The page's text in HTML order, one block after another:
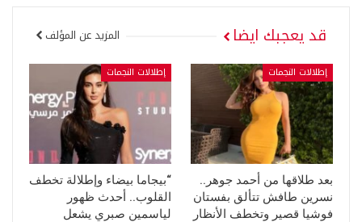
قد يعجبك ايضا المزيد عن المؤلف
إطلالات النجمات
بعد طلاقها من أحمد جوهر..
نسرين طافش تتألق بفستان
فوشيا قصير وتخطف الأنظار
إطلالات النجمات
“بيجاما بيضاء وإطلالة تخطف
القلوب.. أحدث ظهور
لياسمين صبري يشعل